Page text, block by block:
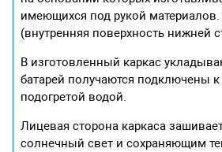
имеющихся под рукой
(внутренняя поверхность нижней
В изготовленный каркас
батарей получаются подключены
подогретой водой.
Лицевая сторона каркаса
солнечный свет и сохраняющим